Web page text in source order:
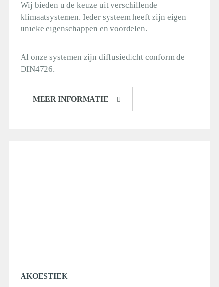
Wij bieden u de keuze uit verschillende
klimaatsystemen. Ieder systeem heeft zijn eigen
unieke eigenschappen en voordelen.
Al onze systemen zijn diffusiedicht conform de
DIN4726.
MEER INFORMATIE
AKOESTIEK